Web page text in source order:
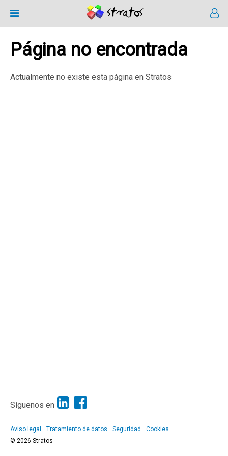
Página no encontrada
Actualmente no existe esta página en Stratos
Síguenos en
Aviso legal Tratamiento de datos Seguridad
Cookies
© 2026 Stratos